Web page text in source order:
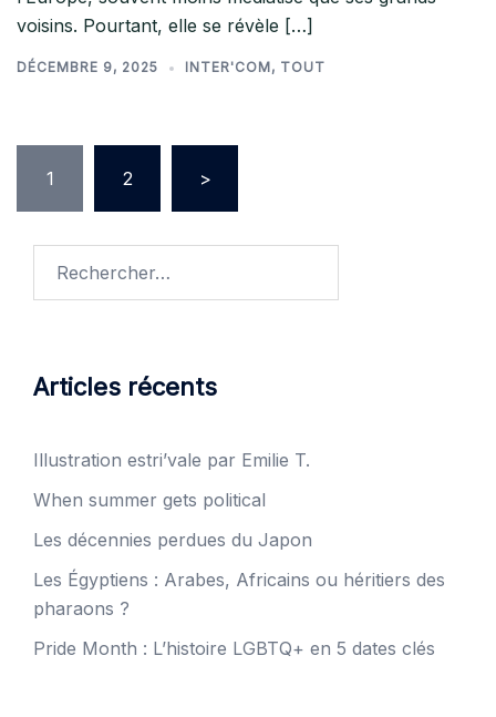
voisins. Pourtant, elle se révèle […]
DÉCEMBRE 9, 2025 INTER'COM, TOUT
Pagination
1 2 >
Articles récents
Illustration estri’vale par Emilie T.
When summer gets political
Les décennies perdues du Japon
Les Égyptiens : Arabes, Africains ou héritiers des
pharaons ?
Pride Month : L’histoire LGBTQ+ en 5 dates clés